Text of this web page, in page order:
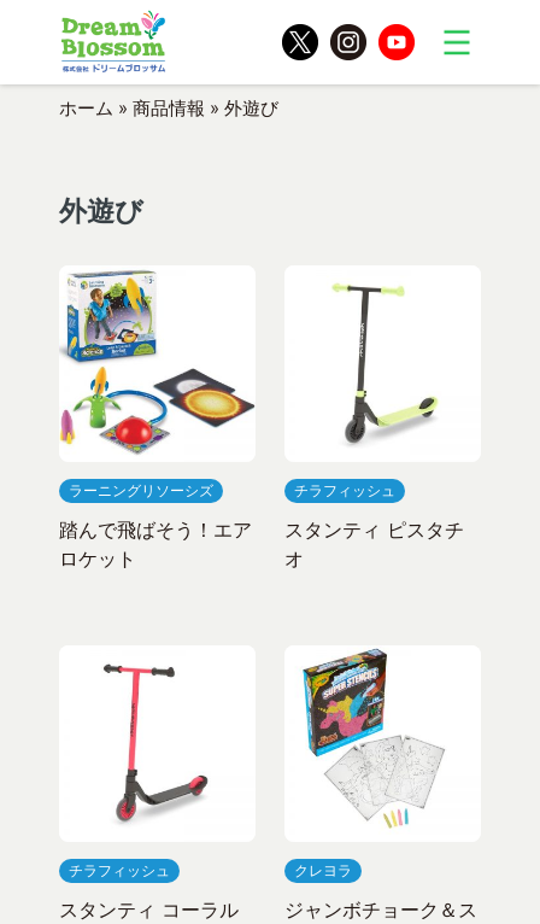
ホーム » 商品情報 » 外遊び
外遊び
ラーニングリソーシズ
踏んで飛ばそう！エア
ロケット
チラフィッシュ
スタンティ ピスタチ
オ
チラフィッシュ
スタンティ コーラル
クレヨラ
ジャンボチョーク＆ス